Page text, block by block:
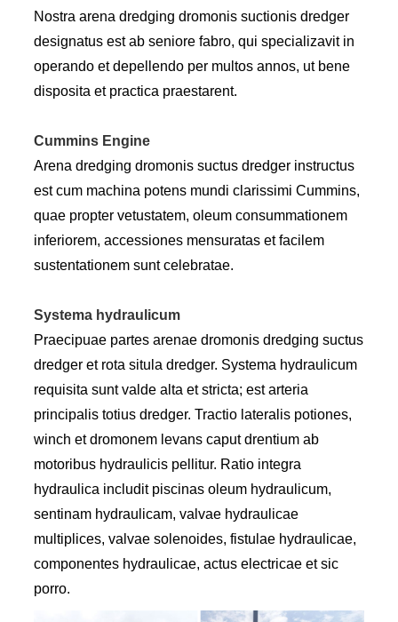
Nostra arena dredging dromonis suctionis dredger
designatus est ab seniore fabro, qui specializavit in
operando et depellendo per multos annos, ut bene
disposita et practica praestarent.
Cummins Engine
Arena dredging dromonis suctus dredger instructus
est cum machina potens mundi clarissimi Cummins,
quae propter vetustatem, oleum consummationem
inferiorem, accessiones mensuratas et facilem
sustentationem sunt celebratae.
Systema hydraulicum
Praecipuae partes arenae dromonis dredging suctus
dredger et rota situla dredger. Systema hydraulicum
requisita sunt valde alta et stricta; est arteria
principalis totius dredger. Tractio lateralis potiones,
winch et dromonem levans caput drentium ab
motoribus hydraulicis pellitur. Ratio integra
hydraulica includit piscinas oleum hydraulicum,
sentinam hydraulicam, valvae hydraulicae
multiplices, valvae solenoides, fistulae hydraulicae,
componentes hydraulicae, actus electricae et sic
porro.